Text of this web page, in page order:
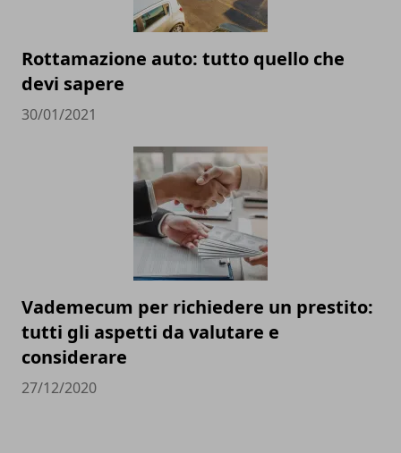
Rottamazione auto: tutto quello che
devi sapere
30/01/2021
Vademecum per richiedere un prestito:
tutti gli aspetti da valutare e
considerare
27/12/2020